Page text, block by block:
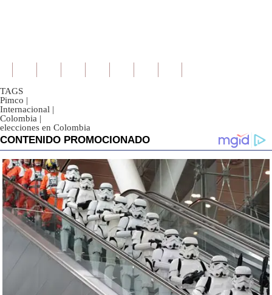
TAGS
Pimco |
Internacional |
Colombia |
elecciones en Colombia